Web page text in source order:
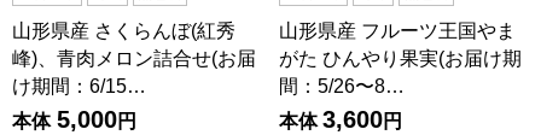
山形県産 さくらんぼ(紅秀
峰)、青肉メロン詰合せ(お届
け期間：6/15…
本体 5,000円
山形県産 フルーツ王国やま
がた ひんやり果実(お届け期
間：5/26〜8…
本体 3,600円